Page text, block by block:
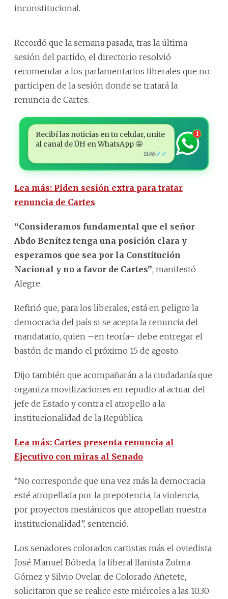
inconstitucional.
Recordó que la semana pasada, tras la última
sesión del partido, el directorio resolvió
recomendar a los parlamentarios liberales que no
participen de la sesión donde se tratará la
renuncia de Cartes.
Recibí las noticias en tu celular, unite
al canal de ÚH en WhatsApp 🤩
11:45✓✓
1
Lea más: Piden sesión extra para tratar
renuncia de Cartes
“Consideramos fundamental que el señor
Abdo Benítez tenga una posición clara y
esperamos que sea por la Constitución
Nacional y no a favor de Cartes”, manifestó
Alegre.
Refirió que, para los liberales, está en peligro la
democracia del país si se acepta la renuncia del
mandatario, quien –en teoría– debe entregar el
bastón de mando el próximo 15 de agosto.
Dijo también que acompañarán a la ciudadanía que
organiza movilizaciones en repudio al actuar del
jefe de Estado y contra el atropello a la
institucionalidad de la República.
Lea más: Cartes presenta renuncia al
Ejecutivo con miras al Senado
“No corresponde que una vez más la democracia
esté atropellada por la prepotencia, la violencia,
por proyectos mesiánicos que atropellan nuestra
institucionalidad”, sentenció.
Los senadores colorados cartistas más el oviedista
José Manuel Bóbeda, la liberal llanista Zulma
Gómez y Silvio Ovelar, de Colorado Añetete,
solicitaron que se realice este miércoles a las 10.30